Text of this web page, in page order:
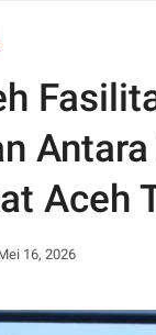
Aceh
16, 2026